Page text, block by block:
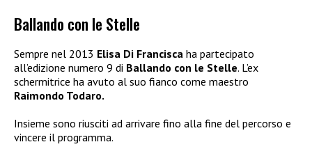
Ballando con le Stelle
Sempre nel 2013 Elisa Di Francisca ha partecipato
all’edizione numero 9 di Ballando con le Stelle. L’ex
schermitrice ha avuto al suo fianco come maestro
Raimondo Todaro.
Insieme sono riusciti ad arrivare fino alla fine del percorso e
vincere il programma.